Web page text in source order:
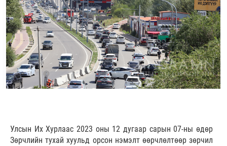
Улсын Их Хурлаас 2023 оны 12 дугаар сарын 07-ны өдөр
Зөрчлийн тухай хуульд орсон нэмэлт өөрчлөлтөөр зөрчил